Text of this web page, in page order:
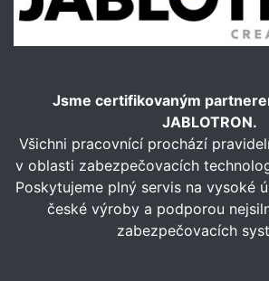
Jsme certifikovaným
JABLOTRON.
Všichni pracovnící prochází
v oblasti zabezpečovacích
Poskytujeme plný servis na vysoké
české výroby a podporou
zabezpečovacích